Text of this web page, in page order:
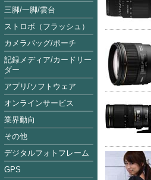
三脚/一脚/雲台
ストロボ（フラッシュ）
カメラバッグ/ポーチ
記録メディア/カードリー
ダー
アプリ/ソフトウェア
オンラインサービス
業界動向
その他
デジタルフォトフレーム
GPS